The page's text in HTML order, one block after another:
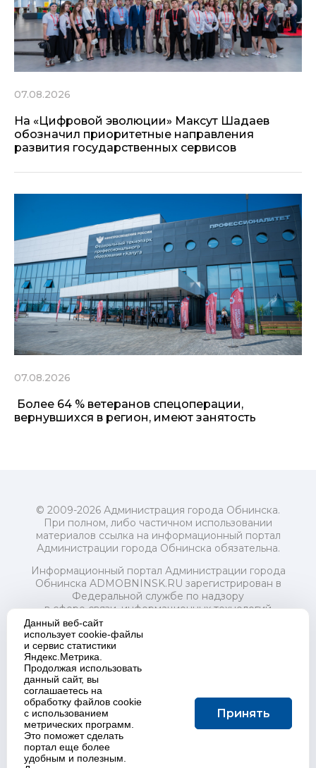
07.08.2026
На «Цифровой эволюции» Максут Шадаев
обозначил приоритетные направления
развития государственных сервисов
07.08.2026
Более 64 % ветеранов спецоперации,
вернувшихся в регион, имеют занятость
© 2009-2026 Администрация города Обнинска.
При полном, либо частичном использовании
материалов ссылка на информационный портал
Администрации города Обнинска обязательна.
Информационный портал Администрации города
Обнинска ADMOBNINSK.RU зарегистрирован в
Федеральной службе по надзору
в сфере связи, информационных технологий
и массовых коммуникаций (Роскомнадзор) 24 июля
2018 года.
Свидетельство о регистрации Эл № ФС77-73321
Учредитель: Администрация (исполнительно-
распорядительный орган) городского округа "Город
Обнинск". Главный редактор: Байкова Е.А.
Адрес электронной почты Редакции:
redactor@admobninsk.ru
Телефон Редакции: +7 (484) 395-85-85
Настоящий ресурс содержит материалы 18+
Политика в отношении обработки персональных
Данный веб-сайт
использует cookie-файлы
и сервис статистики
Яндекс.Метрика.
Продолжая использовать
данный сайт, вы
соглашаетесь на
обработку файлов cookie
с использованием
метрических программ.
Это поможет сделать
портал еще более
удобным и полезным.
Принять